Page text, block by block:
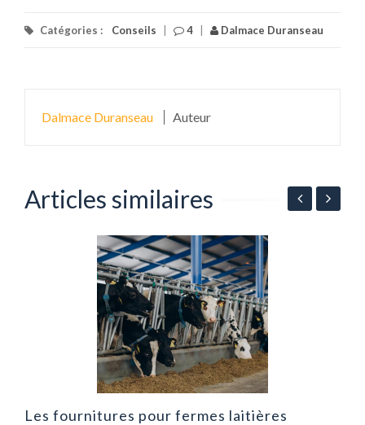
Catégories : Conseils 4 Dalmace Duranseau
Dalmace Duranseau Auteur
Articles similaires
Les fournitures pour fermes laitières